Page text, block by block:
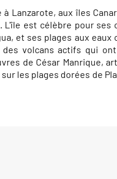
Lanzarote, aux îles
est célèbre pour ses
et ses plages aux
volcans actifs qui
de César Manrique,
les plages dorées de